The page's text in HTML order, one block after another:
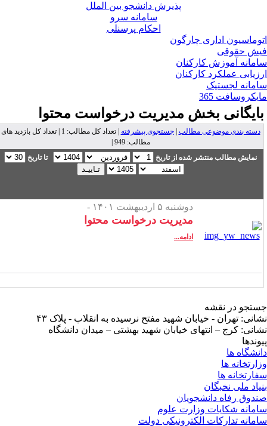
پذیرش دانشجو بین الملل
سامانه سرو
احکام پرسنلی
اداری چارگون
حقوقی
آموزش کارکنان
عملکرد کارکنان
لجستیک
365
بخشمدیریت درخواست محتوا
دسته بندی موضوعی مطالب|جستجوی پیشرفته
| تعداد کل مطالب: 1 | تعداد کل بازدید های
مطالب: 949 |
نمایش مطالب منتشر شده از تاریخ
تا تاریخ
دوشنبه ۵ اردیبهشت ۱۴۰۱ -
مدیریت درخواست محتوا
ادامه...
در نقشه
تهران - خیابان شهید مفتح نرسیده به انقلاب - پلاک ۴۳
کرج – انتهای خیابان شهید بهشتی – میدان دانشگاه
ها
ها
ها
ملی نخبگان
رفاه دانشجویان
شکایات وزارت علوم
تدارکات الکترونیکی دولت